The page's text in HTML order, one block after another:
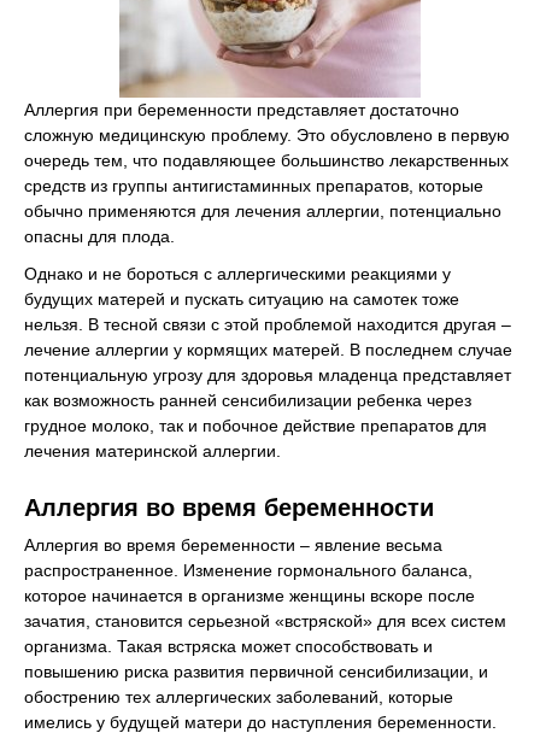
Аллергия при беременности представляет достаточно
сложную медицинскую проблему. Это обусловлено в первую
очередь тем, что подавляющее большинство лекарственных
средств из группы антигистаминных препаратов, которые
обычно применяются для лечения аллергии, потенциально
опасны для плода.
Однако и не бороться с аллергическими реакциями у
будущих матерей и пускать ситуацию на самотек тоже
нельзя. В тесной связи с этой проблемой находится другая –
лечение аллергии у кормящих матерей. В последнем случае
потенциальную угрозу для здоровья младенца представляет
как возможность ранней сенсибилизации ребенка через
грудное молоко, так и побочное действие препаратов для
лечения материнской аллергии.
Аллергия во время беременности
Аллергия во время беременности – явление весьма
распространенное. Изменение гормонального баланса,
которое начинается в организме женщины вскоре после
зачатия, становится серьезной «встряской» для всех систем
организма. Такая встряска может способствовать и
повышению риска развития первичной сенсибилизации, и
обострению тех аллергических заболеваний, которые
имелись у будущей матери до наступления беременности.